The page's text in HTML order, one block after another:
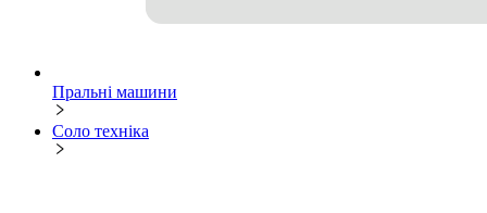
Пральні машини
Соло техніка